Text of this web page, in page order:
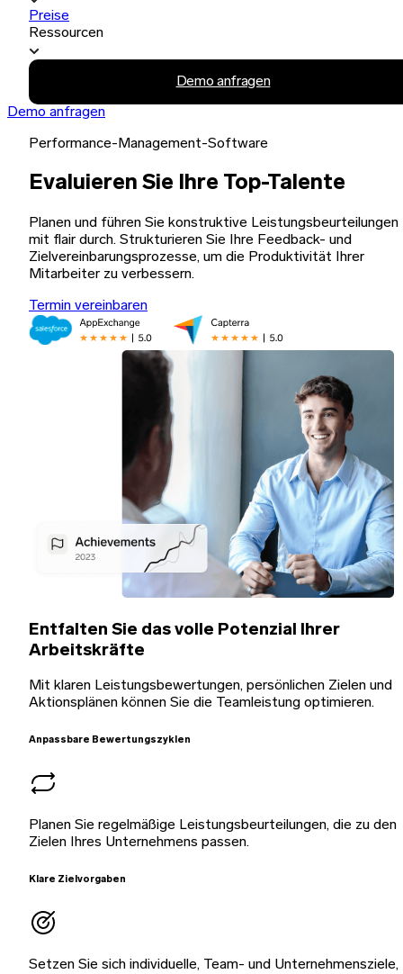
Preise
Ressourcen
Demo anfragen
Demo anfragen
Performance-Management-Software
Evaluieren Sie Ihre Top-Talente
Planen und führen Sie konstruktive Leistungsbeurteilungen
mit flair durch. Strukturieren Sie Ihre Feedback- und
Zielvereinbarungsprozesse, um die Produktivität Ihrer
Mitarbeiter zu verbessern.
Termin vereinbaren
Entfalten Sie das volle Potenzial Ihrer
Arbeitskräfte
Mit klaren Leistungsbewertungen, persönlichen Zielen und
Aktionsplänen können Sie die Teamleistung optimieren.
Anpassbare Bewertungszyklen
Planen Sie regelmäßige Leistungsbeurteilungen, die zu den
Zielen Ihres Unternehmens passen.
Klare Zielvorgaben
Setzen Sie sich individuelle, Team- und Unternehmensziele,